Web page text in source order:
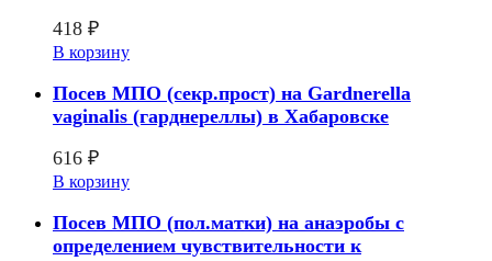
418 ₽
В корзину
Посев МПО (секр.прост) на Gardnerella
vaginalis (гарднереллы) в Хабаровске
616 ₽
В корзину
Посев МПО (пол.матки) на анаэробы с
определением чувcтвительности к